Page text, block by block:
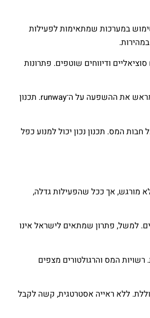
במערכות שמתאימות לפעילות
ודיווחים שוטפים. פתרונות
גם ניהול תזרים מזומנים דורש התאמה. פעילות בארה״ב כרוכה לעיתים בהוצאות גבוהות יותר—שכר, שכירות, שירותים מקצועיים—ולכן חשוב להבין מראש את ההשפעה על ה־runway. תכנון
המס. תכנון נכון יכול למנוע כפל
מורגש, אך ככל שהפעילות גדלה,
למשל, פתרון שמתאים לישראל אינו
רשויות המס והרגולטורים מצפים
ללא ראייה אסטרטגית, קשה לקבל